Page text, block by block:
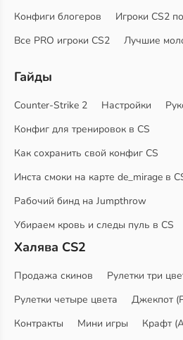
Конфиги блогеров
Игроки CS2
Все PRO игроки CS2
Лучшие
Гайды
Counter-Strike 2 Настройки
Конфиг для тренировок в CS
Как сохранить свой конфиг CS
Инста смоки на карте de_mirage в
Рабочий бинд на Jumpthrow
Убираем кровь и следы пуль в CS
Халява CS2
Продажа скинов
Рулетки три
Рулетки четыре цвета
Джекпот
Контракты
Мини игры Крафт